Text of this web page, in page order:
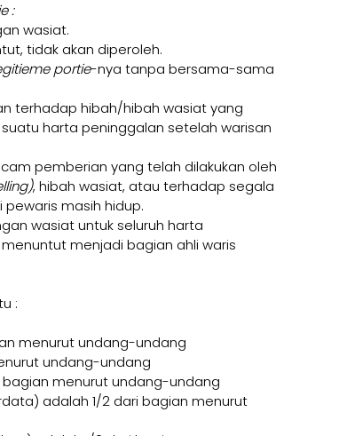
:
wasiat.
tidak akan diperoleh.
portie-nya tanpa bersama-sama
terhadap hibah/hibah wasiat yang
harta peninggalan setelah warisan
pemberian yang telah dilakukan oleh
, hibah wasiat, atau terhadap segala
masih hidup.
wasiat untuk seluruh harta
menjadi bagian ahli waris
:
menurut undang-undang
undang-undang
menurut undang-undang
adalah 1/2 dari bagian menurut